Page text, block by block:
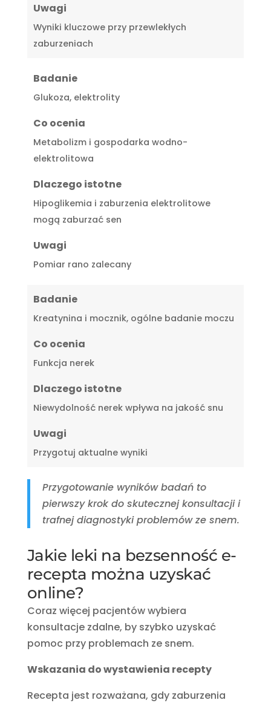
Uwagi
Wyniki kluczowe przy przewlekłych
zaburzeniach
Badanie
Glukoza, elektrolity
Co ocenia
Metabolizm i gospodarka wodno-
elektrolitowa
Dlaczego istotne
Hipoglikemia i zaburzenia elektrolitowe
mogą zaburzać sen
Uwagi
Pomiar rano zalecany
Badanie
Kreatynina i mocznik, ogólne badanie moczu
Co ocenia
Funkcja nerek
Dlaczego istotne
Niewydolność nerek wpływa na jakość snu
Uwagi
Przygotuj aktualne wyniki
Przygotowanie wyników badań to
pierwszy krok do skutecznej konsultacji i
trafnej diagnostyki problemów ze snem.
Jakie leki na bezsenność e-
recepta można uzyskać
online?
Coraz więcej pacjentów wybiera
konsultacje zdalne, by szybko uzyskać
pomoc przy problemach ze snem.
Wskazania do wystawienia recepty
Recepta jest rozważana, gdy zaburzenia